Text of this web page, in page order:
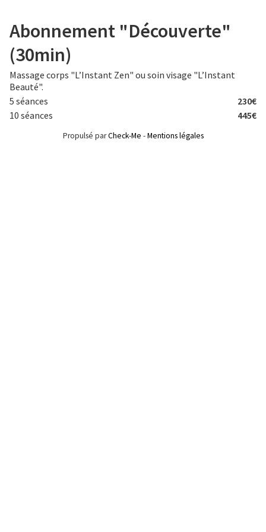
contenu
Abonnement "Découverte"
(30min)
Massage corps "L’Instant Zen" ou soin visage "L’Instant
Beauté".
5 séances
230€
10 séances
445€
Propulsé parCheck-Me -Mentions légales